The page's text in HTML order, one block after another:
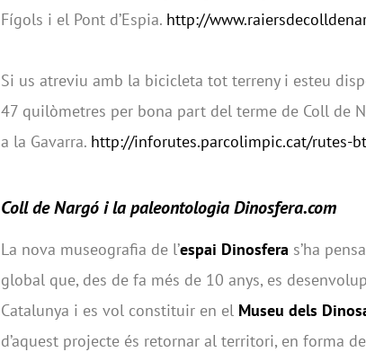
Fígols i el Pont d’Espia. http://
Si us atreviu amb la bicicleta tot terreny i esteu
47 quilòmetres per bona part del terme de Coll de
a la Gavarra. http://inforutes.parcolimpic.cat/rutes-
Coll de Nargó i la paleontologia Dinosfera.com
La nova museografia de l’espai Dinosfera s’ha
global que, des de fa més de 10 anys, es
Catalunya i es vol constituir en el Museu dels
d’aquest projecte és retornar al territori, en forma